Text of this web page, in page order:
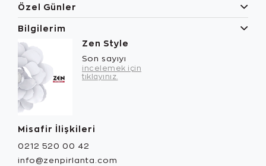
Özel Günler
Bilgilerim
Zen Style
Son sayıyı
incelemek için
tıklayınız.
Misafir İlişkileri
0212 520 00 42
info@zenpirlanta.com